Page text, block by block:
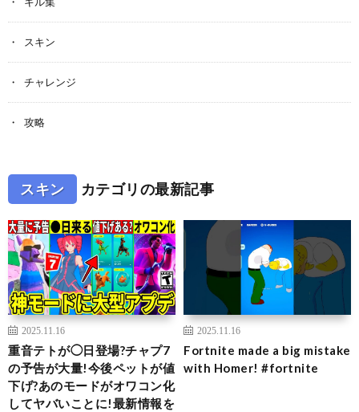
スキン
チャレンジ
攻略
スキン カテゴリの最新記事
2025.11.16
重音テトが◯日登場?チャプ7
の予告が大量!今後ペットが値
下げ?あのモードがオワコン化
してヤバいことに!最新情報を
2025.11.16
Fortnite made a big mistake
with Homer! #fortnite